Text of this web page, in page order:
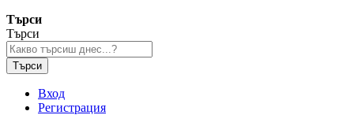
Търси
Търси
Търси
Вход
Регистрация